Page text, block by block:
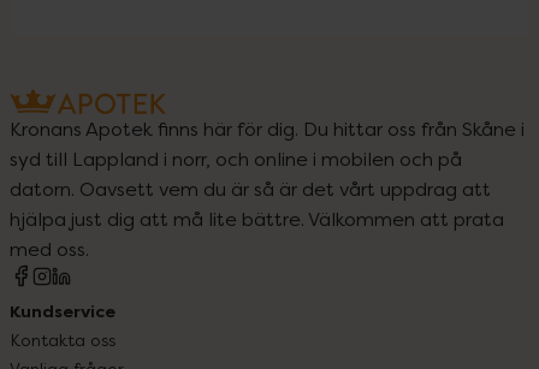
Kronans Apotek finns här för dig. Du hittar oss från Skåne i
syd till Lappland i norr, och online i mobilen och på
datorn. Oavsett vem du är så är det vårt uppdrag att
hjälpa just dig att må lite bättre. Välkommen att prata
med oss.
Kundservice
Kontakta oss